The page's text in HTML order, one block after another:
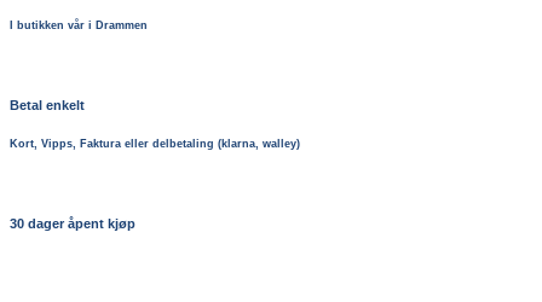
I butikken vår i Drammen
Betal enkelt
Kort, Vipps, Faktura eller delbetaling (klarna, walley)
30 dager åpent kjøp